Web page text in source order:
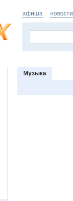
афиша новости
Музыка